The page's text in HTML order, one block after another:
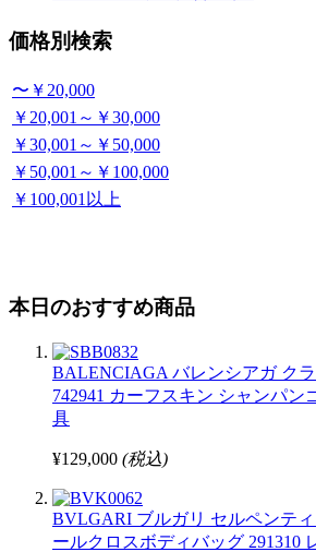
価格別検索
〜￥20,000
￥20,001～￥30,000
￥30,001～￥50,000
￥50,001～￥100,000
￥100,001以上
本日のおすすめ商品
BALENCIAGA バレンシアガ ク
742941 カーフスキン シャンパン
具
¥129,000 (税込)
BVLGARI ブルガリ セルペンテ
ールクロスボディバッグ 291310